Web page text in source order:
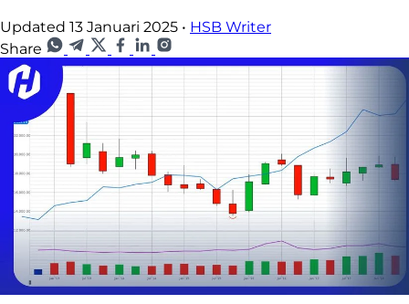
Updated 13 Januari 2025 • HSB Writer
Share